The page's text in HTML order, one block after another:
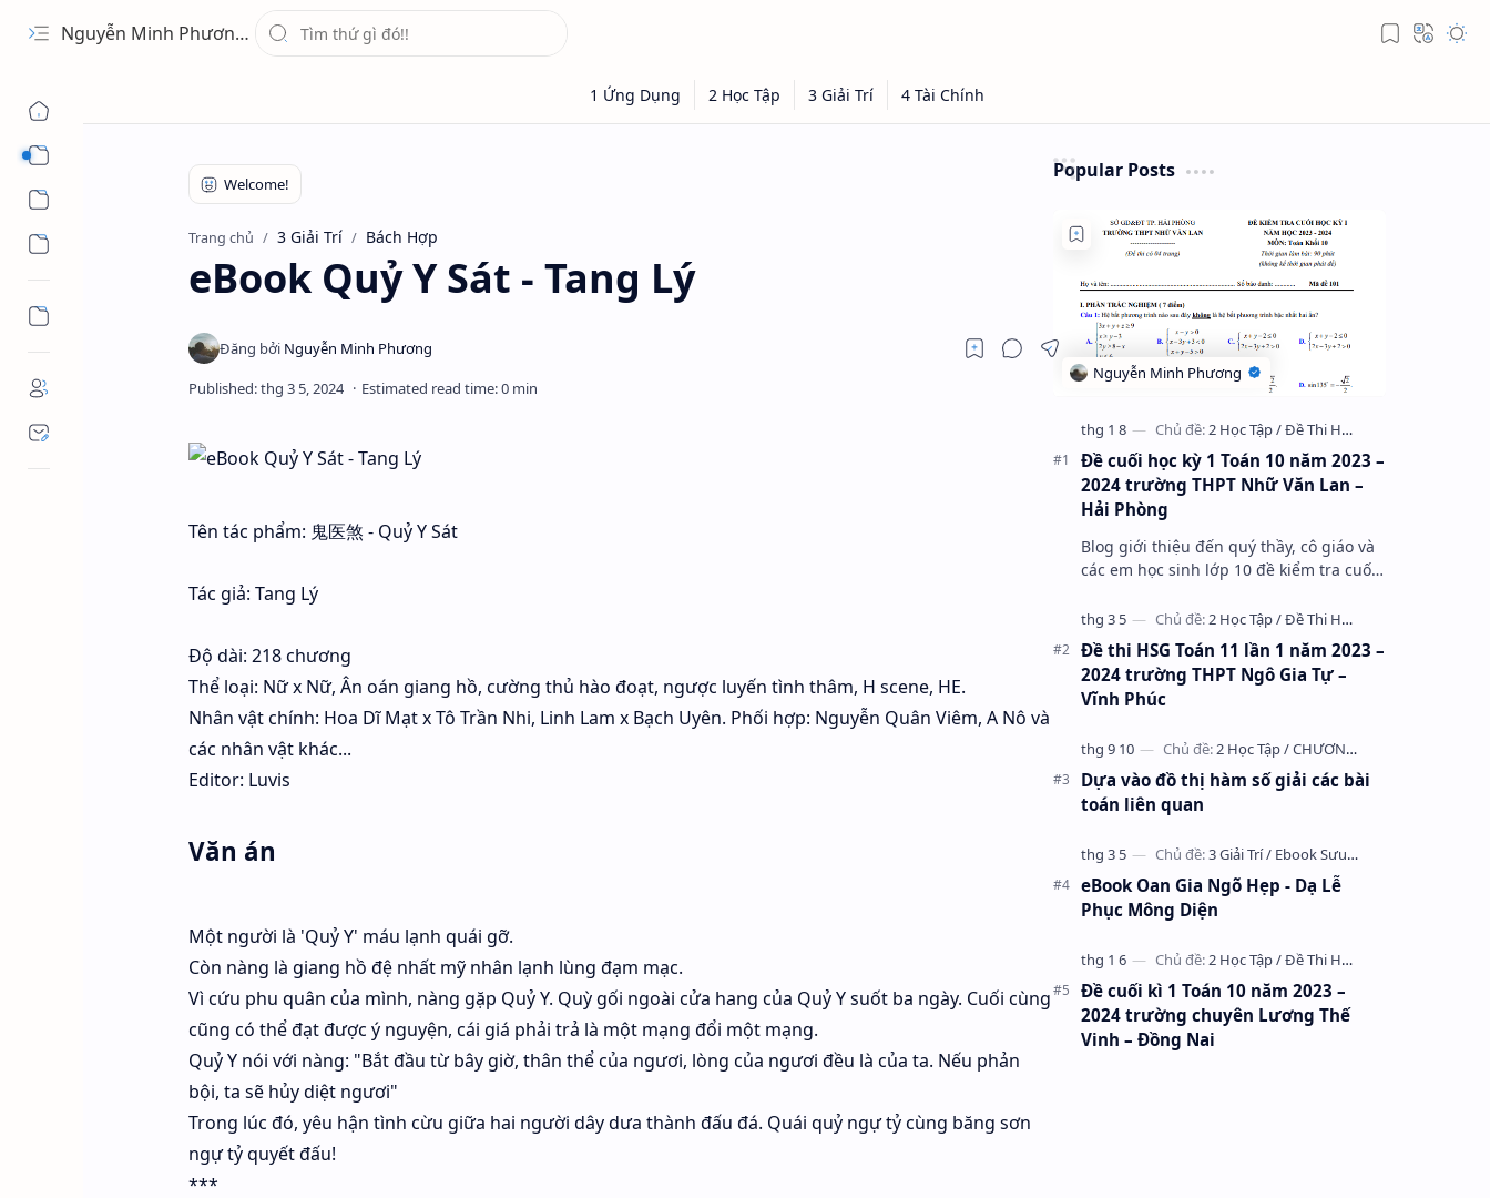
Nguyễn Minh Phương - Blog Chia sẻ Kiến thức Chứng khoán & Tài liệu Toán học
Trang chủ 3 Giải Trí Bách Hợp
eBook Quỷ Y Sát - Tang Lý
Tên tác phẩm: 鬼医煞 - Quỷ Y Sát
Tác giả: Tang Lý
Độ dài: 218 chương
Thể loại: Nữ x Nữ, Ân oán giang hồ, cường thủ hào đoạt, ngược luyến tình thâm, H scene, HE.
Nhân vật chính: Hoa Dĩ Mạt x Tô Trần Nhi, Linh Lam x Bạch Uyên. Phối hợp: Nguyễn Quân Viêm, A Nô và
các nhân vật khác...
Editor: Luvis
Văn án
Một người là 'Quỷ Y' máu lạnh quái gỡ.
Còn nàng là giang hồ đệ nhất mỹ nhân lạnh lùng đạm mạc.
Vì cứu phu quân của mình, nàng gặp Quỷ Y. Quỳ gối ngoài cửa hang của Quỷ Y suốt ba ngày. Cuối cùng
cũng có thể đạt được ý nguyện, cái giá phải trả là một mạng đổi một mạng.
Quỷ Y nói với nàng: "Bắt đầu từ bây giờ, thân thể của ngươi, lòng của ngươi đều là của ta. Nếu phản
bội, ta sẽ hủy diệt ngươi"
Trong lúc đó, yêu hận tình cừu giữa hai người dây dưa thành đấu đá. Quái quỷ ngự tỷ cùng băng sơn
ngự tỷ quyết đấu!
***
Popular Posts
Đề cuối học kỳ 1 Toán 10 năm 2023 –
2024 trường THPT Nhữ Văn Lan –
Hải Phòng
Blog giới thiệu đến quý thầy, cô giáo và
các em học sinh lớp 10 đề kiểm tra cuối
2024 trường THPT Nhữ Văn Lan, th…
Đề thi HSG Toán 11 lần 1 năm 2023 –
2024 trường THPT Ngô Gia Tự –
Vĩnh Phúc
Dựa vào đồ thị hàm số giải các bài
toán liên quan
eBook Oan Gia Ngõ Hẹp - Dạ Lễ
Phục Mông Diện
Đề cuối kì 1 Toán 10 năm 2023 –
2024 trường chuyên Lương Thế
Vinh – Đồng Nai